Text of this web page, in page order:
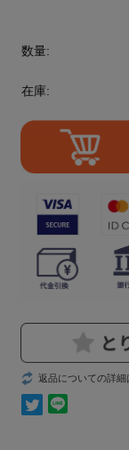
数量:
在庫:
返品についての詳細